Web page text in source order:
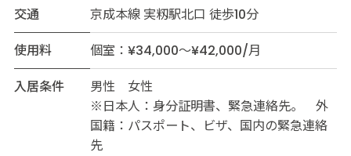
交通
京成本線 実籾駅北口 徒歩10分
使用料
個室：¥34,000～¥42,000/月
入居条件
男性 女性
※日本人：身分証明書、緊急連絡先。 外
国籍：パスポート、ビザ、国内の緊急連絡
先